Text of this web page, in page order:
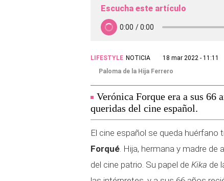
Escucha este artículo
LIFESTYLE NOTICIA
18 mar 2022 - 11:11
Paloma de la Hija Ferrero
Verónica Forque era a sus 66
queridas del cine español.
El cine español se queda huérfano
Forqué . Hija, hermana y madre
del cine patrio. Su papel de Kika de